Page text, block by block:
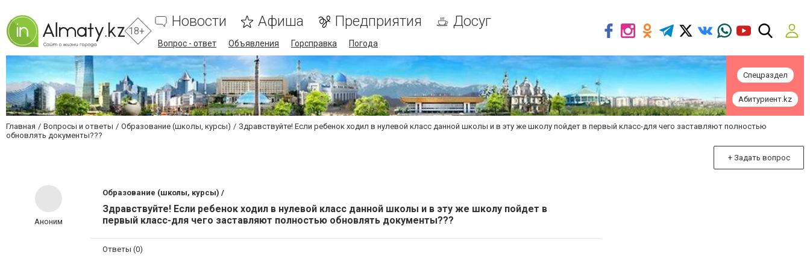
18+
Новости Афиша Предприятия Досуг
Вопрос - ответ Объявления Горсправка Погода
Спецраздел
Абитуриент.kz
Главная Вопросы и ответы Образование (школы, курсы)
Здравствуйте! Если ребенок ходил в нулевой класс данной школы и в эту же школу пойдет в первый класс-для чего заставляют полностью
обновлять документы???
+ Задать вопрос
Аноним
Образование (школы, курсы) /
Здравствуйте! Если ребенок ходил в нулевой класс данной школы и в эту же школу пойдет в
первый класс-для чего заставляют полностью обновлять документы???
Ответы (0)